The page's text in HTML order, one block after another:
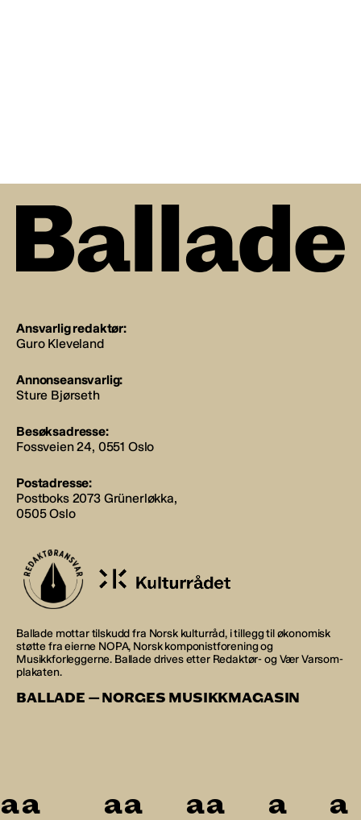
Ansvarlig redaktør:
Guro Kleveland
Annonseansvarlig:
Sture Bjørseth
Besøksadresse:
Fossveien 24, 0551 Oslo
Postadresse:
Postboks 2073 Grünerløkka,
0505 Oslo
Ballade mottar tilskudd fra Norsk kulturråd, i tillegg til økonomisk
støtte fra eierne NOPA, Norsk komponistforening og
Musikkforleggerne. Ballade drives etter Redaktør- og Vær Varsom-
plakaten.
BALLADE — NORGES MUSIKKMAGASIN